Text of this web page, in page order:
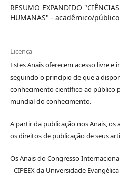
RESUMO EXPANDIDO
HUMANAS" - acadêmico/
Licença
Estes Anais oferecem acesso livre
seguindo o princípio de que a
conhecimento científico ao público
mundial do conhecimento.
A partir da publicação nos Anais,
os direitos de publicação de seus
Os Anais do Congresso
- CIPEEX da Universidade